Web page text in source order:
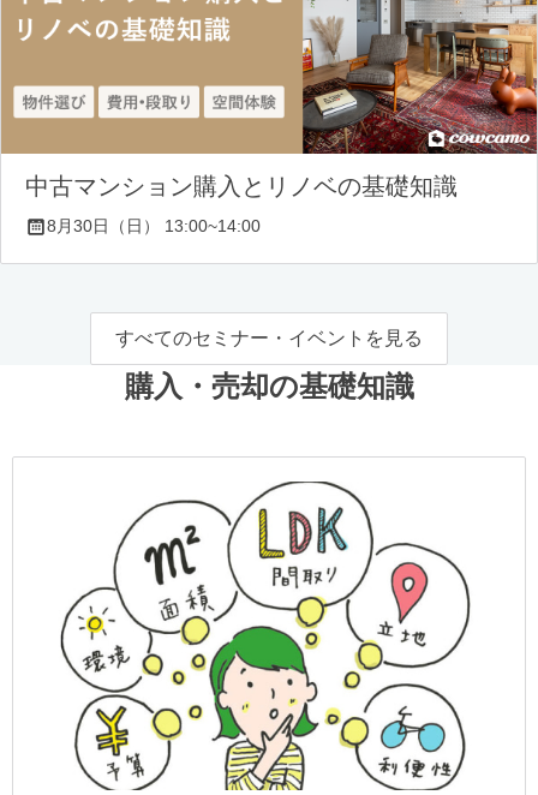
中古マンション購入とリノベの基礎知識
8月30日（日） 13:00~14:00
すべてのセミナー・イベントを見る
購入・売却の基礎知識